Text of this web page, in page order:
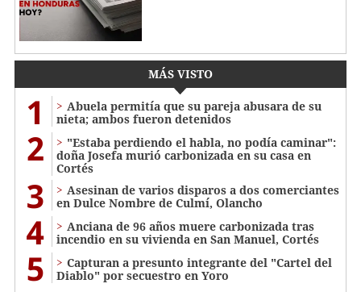
MÁS VISTO
1
Abuela permitía que su pareja abusara de su
nieta; ambos fueron detenidos
2
"Estaba perdiendo el habla, no podía caminar":
doña Josefa murió carbonizada en su casa en
Cortés
3
Asesinan de varios disparos a dos comerciantes
en Dulce Nombre de Culmí, Olancho
4
Anciana de 96 años muere carbonizada tras
incendio en su vivienda en San Manuel, Cortés
5
Capturan a presunto integrante del "Cartel del
Diablo" por secuestro en Yoro